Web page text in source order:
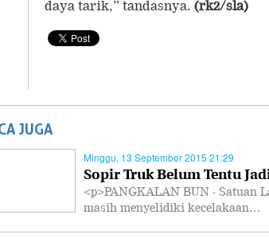
daya tarik,” tandasnya. (rk2/sla)
JUGA
Minggu, 13 September 2015 21:29
Sopir Truk Belum Tentu
<p>PANGKALAN BUN - Satuan
masih menyelidiki kecelakaan…